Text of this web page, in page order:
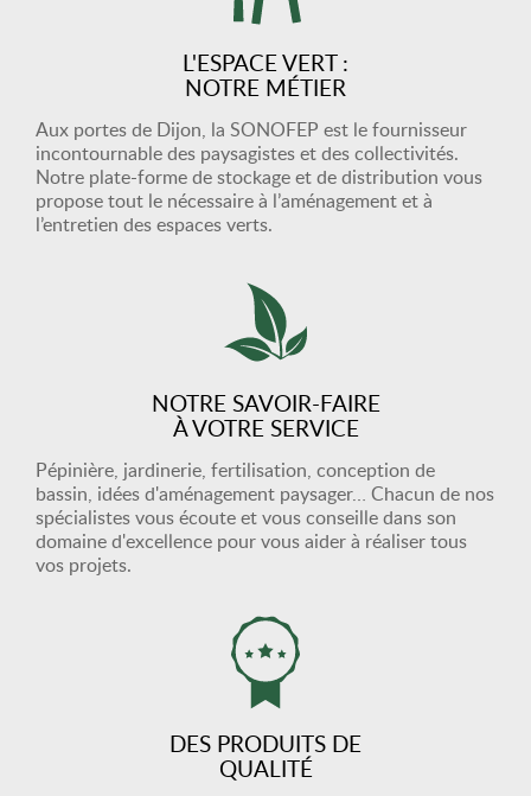
L'ESPACE VERT :
NOTRE MÉTIER
Aux portes de Dijon, la SONOFEP est le fournisseur
incontournable des paysagistes et des collectivités.
Notre plate-forme de stockage et de distribution vous
propose tout le nécessaire à l’aménagement et à
l’entretien des espaces verts.
NOTRE SAVOIR-FAIRE
À VOTRE SERVICE
Pépinière, jardinerie, fertilisation, conception de
bassin, idées d'aménagement paysager… Chacun de nos
spécialistes vous écoute et vous conseille dans son
domaine d'excellence pour vous aider à réaliser tous
vos projets.
DES PRODUITS DE
QUALITÉ